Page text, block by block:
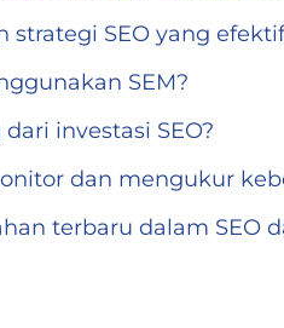
strategi SEO yang
SEM?
investasi SEO?
dan mengukur
terbaru dalam SEO